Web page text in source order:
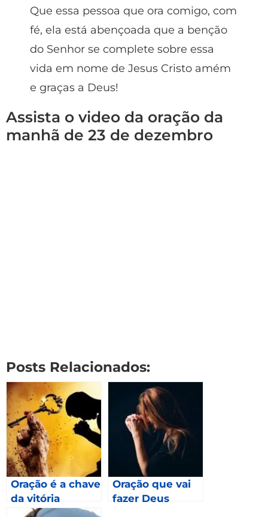
Que essa pessoa que ora comigo, com
fé, ela está abençoada que a benção
do Senhor se complete sobre essa
vida em nome de Jesus Cristo amém
e graças a Deus!
Assista o video da oração da
manhã de 23 de dezembro
Posts Relacionados:
Oração é a chave
da vitória
Oração que vai
fazer Deus